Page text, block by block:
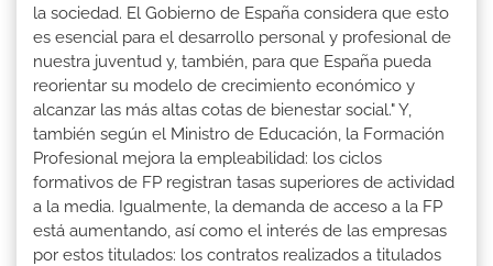
la sociedad. El Gobierno de España considera que esto
es esencial para el desarrollo personal y profesional de
nuestra juventud y, también, para que España pueda
reorientar su modelo de crecimiento económico y
alcanzar las más altas cotas de bienestar social." Y,
también según el Ministro de Educación, la Formación
Profesional mejora la empleabilidad: los ciclos
formativos de FP registran tasas superiores de actividad
a la media. Igualmente, la demanda de acceso a la FP
está aumentando, así como el interés de las empresas
por estos titulados: los contratos realizados a titulados